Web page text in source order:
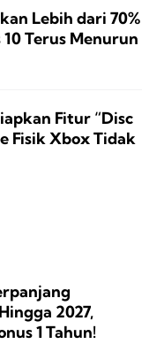
Lebih dari 70%
Terus Menurun
Fitur “Disc
Fisik Xbox Tidak
2027,
1 Tahun!